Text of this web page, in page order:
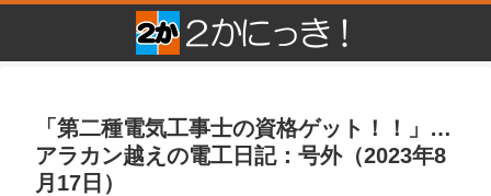
「第二種電気工事士の資格ゲット！！」…
アラカン越えの電工日記：号外（2023年8
月17日）